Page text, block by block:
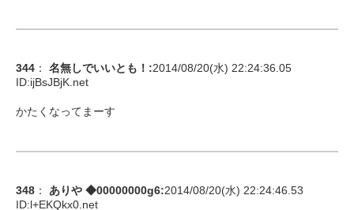
344 ： 名無しでいいとも！ :2014/08/20(水) 22:24:36.05
ID:ijBsJBjK.net
かたくなってまーす
348 ： ありや ◆00000000g6:2014/08/20(水) 22:24:46.53
ID:l+EKQkx0.net